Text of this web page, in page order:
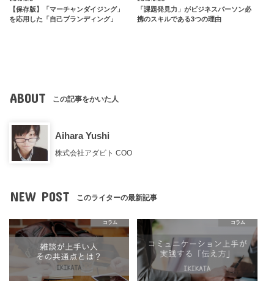
【保存版】「マーチャンダイジング」
を応用した「自己ブランディング」
「課題発見力」がビジネスパーソン必
携のスキルである3つの理由
ABOUT この記事をかいた人
Aihara Yushi
株式会社アダビト COO
NEW POST このライターの最新記事
コラム コラム